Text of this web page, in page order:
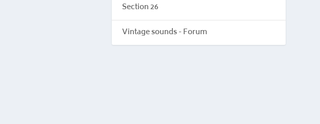
Section 26
Vintage sounds - Forum